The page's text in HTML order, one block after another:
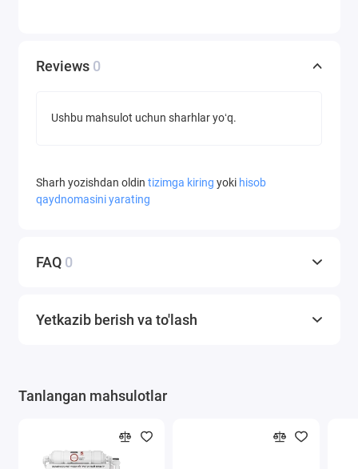
Reviews 0
Ushbu mahsulot uchun sharhlar yoʻq.
Sharh yozishdan oldin tizimga kiring yoki hisob
qaydnomasini yarating
FAQ 0
Yetkazib berish va to'lash
Tanlangan mahsulotlar